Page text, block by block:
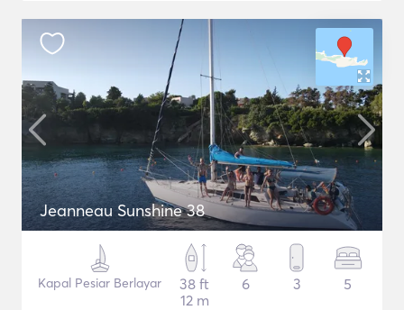
Jeanneau Sunshine 38
Kapal Pesiar Berlayar
38 ft
12 m
6 3 5